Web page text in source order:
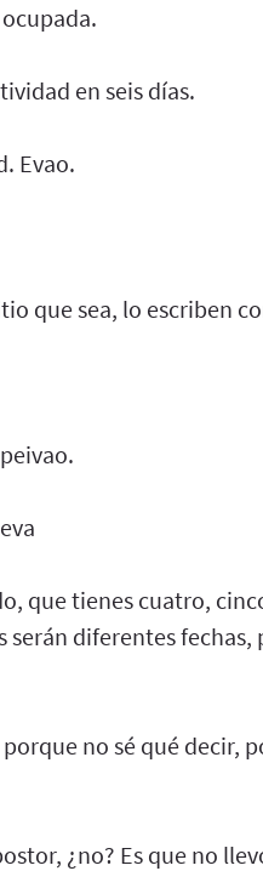
en seis días.
Evao.
que sea, lo escriben
que tienes cuatro,
diferentes fechas,
no sé qué decir,
¿no? Es que no